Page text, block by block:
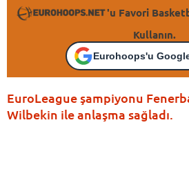
'u Favori
Kullanın.
Eurohoops'u
EuroLeague şampiyonu
Wilbekin ile anlaşma sağladı.